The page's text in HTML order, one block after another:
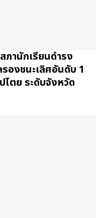
านักเรียนดำรง
องชนะเลิศอันดับ 1
ไตย ระดับจังหวัด